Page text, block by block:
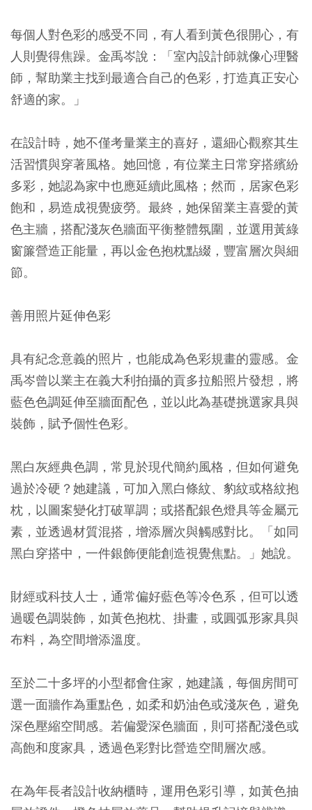
每個人對色彩的感受不同，有人看到黃色很開心，有
人則覺得焦躁。金禹岑說：「室內設計師就像心理醫
師，幫助業主找到最適合自己的色彩，打造真正安心
舒適的家。」
在設計時，她不僅考量業主的喜好，還細心觀察其生
活習慣與穿著風格。她回憶，有位業主日常穿搭繽紛
多彩，她認為家中也應延續此風格；然而，居家色彩
飽和，易造成視覺疲勞。最終，她保留業主喜愛的黃
色主牆，搭配淺灰色牆面平衡整體氛圍，並選用黃綠
窗簾營造正能量，再以金色抱枕點綴，豐富層次與細
節。
善用照片延伸色彩
具有紀念意義的照片，也能成為色彩規畫的靈感。金
禹岑曾以業主在義大利拍攝的貢多拉船照片發想，將
藍色色調延伸至牆面配色，並以此為基礎挑選家具與
裝飾，賦予個性色彩。
黑白灰經典色調，常見於現代簡約風格，但如何避免
過於冷硬？她建議，可加入黑白條紋、豹紋或格紋抱
枕，以圖案變化打破單調；或搭配銀色燈具等金屬元
素，並透過材質混搭，增添層次與觸感對比。「如同
黑白穿搭中，一件銀飾便能創造視覺焦點。」她說。
財經或科技人士，通常偏好藍色等冷色系，但可以透
過暖色調裝飾，如黃色抱枕、掛畫，或圓弧形家具與
布料，為空間增添溫度。
至於二十多坪的小型都會住家，她建議，每個房間可
選一面牆作為重點色，如柔和奶油色或淺灰色，避免
深色壓縮空間感。若偏愛深色牆面，則可搭配淺色或
高飽和度家具，透過色彩對比營造空間層次感。
在為年長者設計收納櫃時，運用色彩引導，如黃色抽